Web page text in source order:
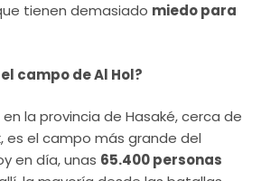
tienen demasiado miedo para
campo de Al Hol?
en la provincia de Hasaké, cerca de
es el campo más grande del
en día, unas 65.400 personas